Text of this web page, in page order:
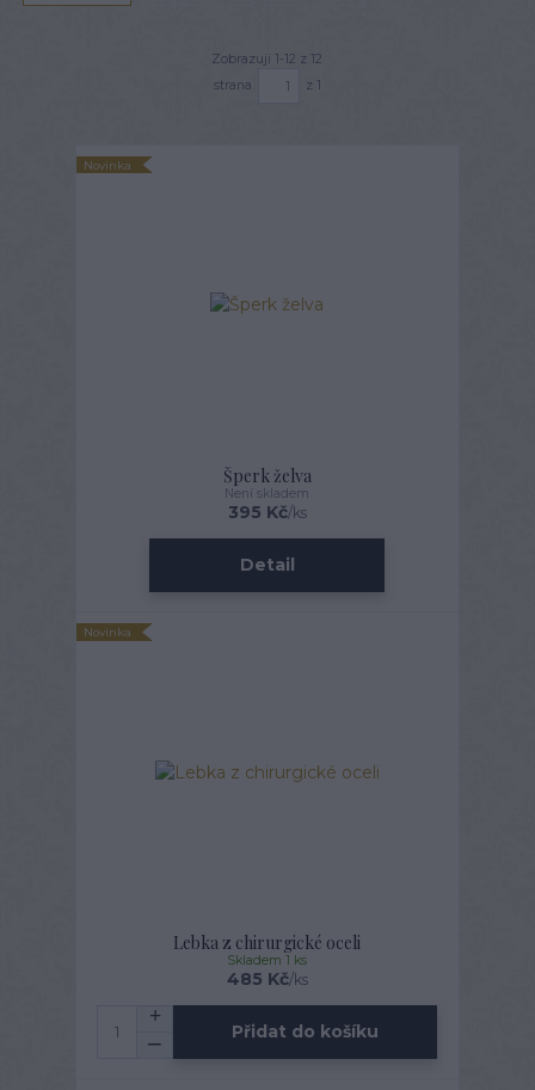
Zobrazuji 1-12 z 12
strana
z 1
Novinka
Šperk želva
395 Kč/ks
Není skladem
Detail
Novinka
Lebka z chirurgické oceli
485 Kč/ks
Skladem 1 ks
Přidat do košíku